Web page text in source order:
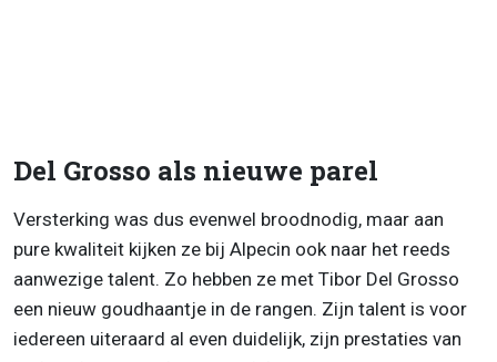
Del Grosso als nieuwe parel
Versterking was dus evenwel broodnodig, maar aan
pure kwaliteit kijken ze bij Alpecin ook naar het reeds
aanwezige talent. Zo hebben ze met Tibor Del Grosso
een nieuw goudhaantje in de rangen. Zijn talent is voor
iedereen uiteraard al even duidelijk, zijn prestaties van